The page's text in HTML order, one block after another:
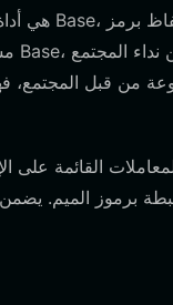
من قبل المجتمع،
برموز الميم.